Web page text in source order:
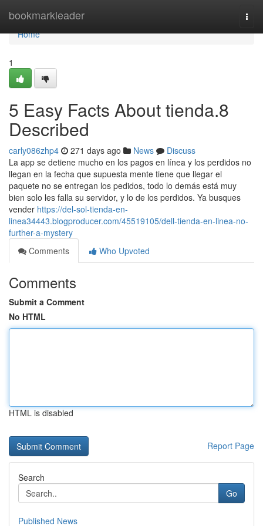
bookmarkleader
Home
Home
1
5 Easy Facts About tienda.8
Described
carly086zhp4 271 days ago News
Discuss
La app se detiene mucho en los pagos en línea y los perdidos no
llegan en la fecha que supuesta mente tiene que llegar el
paquete no se entregan los pedidos, todo lo demás está muy
bien solo les falla su servidor, y lo de los perdidos. Ya busques
vender https://del-sol-tienda-en-
linea34443.blogproducer.com/45519105/dell-tienda-en-linea-no-
further-a-mystery
Comments
Who Upvoted
Comments
Submit a Comment
No HTML
HTML is disabled
Report Page
Search
Go
Published News